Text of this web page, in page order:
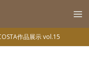
作品展示 vol.15